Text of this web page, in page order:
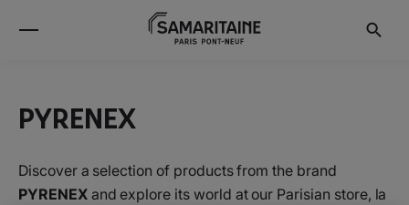
PYRENEX
Discover a selection of products from the brand
PYRENEXand explore its world at our Parisian store, la